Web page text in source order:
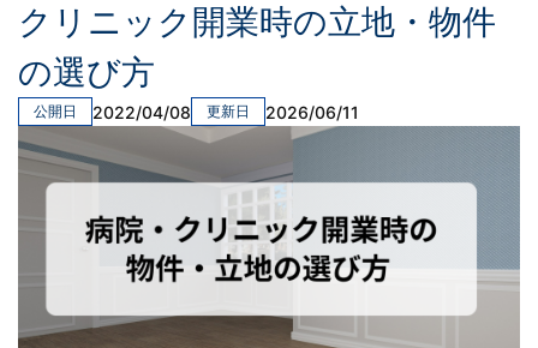
クリニック開業時の立地・物件
の選び方
公開日 2022/04/08 更新日 2026/06/11